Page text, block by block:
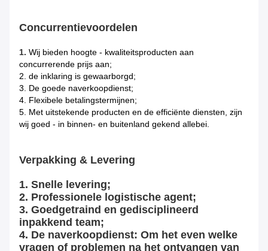
Concurrentievoordelen
1. Wij bieden hoogte - kwaliteitsproducten aan
concurrerende prijs aan;
2. de inklaring is gewaarborgd;
3. De goede naverkoopdienst;
4. Flexibele betalingstermijnen;
5. Met uitstekende producten en de efficiënte diensten, zijn
wij goed - in binnen- en buitenland gekend allebei.
Verpakking & Levering
1. Snelle levering;
2. Professionele logistische agent;
3. Goedgetraind en gedisciplineerd
inpakkend team;
4. De naverkoopdienst: Om het even welke
vragen of problemen na het ontvangen van